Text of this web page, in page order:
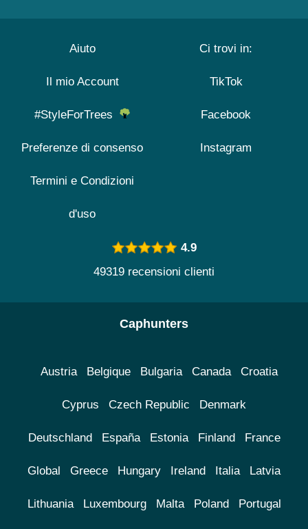
Aiuto
Il mio Account
#StyleForTrees
Preferenze di consenso
Termini e Condizioni
d'uso
Ci trovi in:
TikTok
Facebook
Instagram
4.9
49319 recensioni clienti
Caphunters
Austria Belgique Bulgaria Canada Croatia
Cyprus Czech Republic Denmark
Deutschland España Estonia Finland France
Global Greece Hungary Ireland Italia Latvia
Lithuania Luxembourg Malta Poland Portugal